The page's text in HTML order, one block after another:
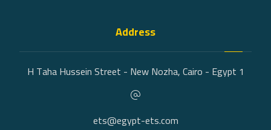
Address
1 H Taha Hussein Street - New Nozha, Cairo - Egypt
ets@egypt-ets.com